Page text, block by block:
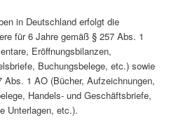
in Deutschland erfolgt die
für 6 Jahre gemäß § 257 Abs. 1
Eröffnungsbilanzen,
Buchungsbelege, etc.) sowie
Abs. 1 AO (Bücher, Aufzeichnungen,
Handels- und Geschäftsbriefe,
Unterlagen, etc.).